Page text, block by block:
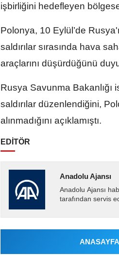
işbirliğini hedefleyen
Polonya, 10 Eylül’de
saldırılar sırasında hava
araçlarını düşürdüğünü
Rusya Savunma
saldırılar düzenlendiğini,
alınmadığını açıklamıştı.
EDİTÖR
Anadolu Ajansı
Anadolu Ajansı
tarafından servis